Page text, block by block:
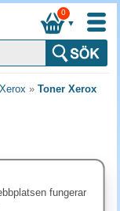
▼
0
» Toner Xerox
fungerar